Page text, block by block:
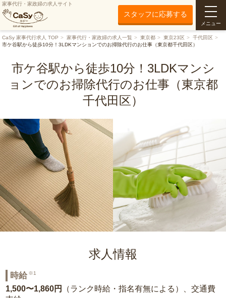
家事代行・家政婦の求人サイト
スタッフに応募する
メニュー
CaSy 家事代行求人 TOP 家事代行・家政婦の求人一覧 東京都 東京23区
千代田区
市ケ谷駅から徒歩10分！3LDKマンションでのお掃除代行のお仕事（東京都千代田区）
市ケ谷駅から徒歩10分！3LDKマンシ
ョンでのお掃除代行のお仕事（東京都
千代田区）
求人情報
時給 ※1
1,500〜1,860円
（ランク時給・指名有無による）、交通費